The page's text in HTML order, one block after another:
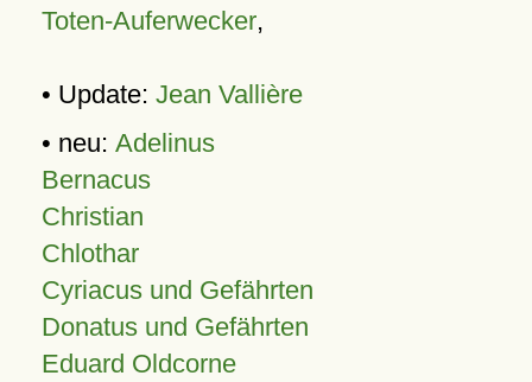
Toten-Auferwecker,
• Update: Jean Vallière
• neu: Adelinus
Bernacus
Christian
Chlothar
Cyriacus und Gefährten
Donatus und Gefährten
Eduard Oldcorne